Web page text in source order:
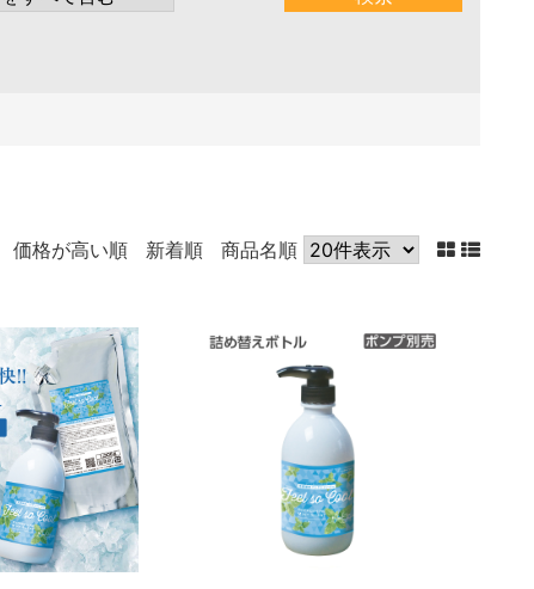
価格が高い順 新着順 商品名順